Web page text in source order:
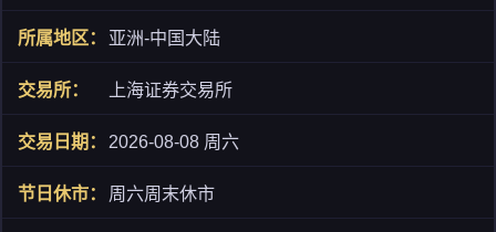
亚洲-中国大陆
上海证券交易所
2026-08-08 周六
周六周末休市